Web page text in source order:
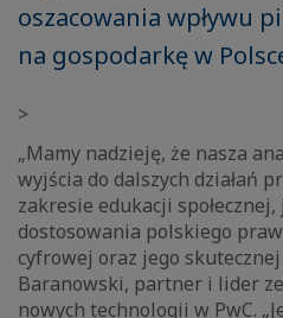
oszacowania wpływu
na gospodarkę w
>
„Mamy nadzieję, że nasza
wyjścia do dalszych działań
zakresie edukacji
dostosowania polskiego
cyfrowej oraz jego
Baranowski, partner i lider
nowych technologii w PwC.